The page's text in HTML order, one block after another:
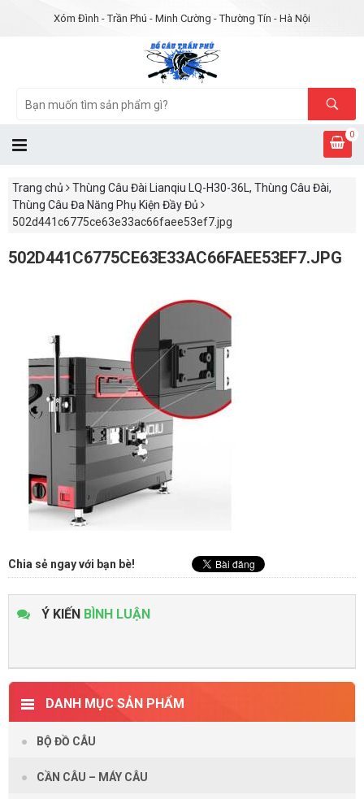
Xóm Đình - Trần Phú - Minh Cường - Thường Tín - Hà Nội
0
Trang chủ
Thùng Câu Đài Lianqiu LQ-H30-36L, Thùng Câu Đài,
Thùng Câu Đa Năng Phụ Kiện Đầy Đủ
502d441c6775ce63e33ac66faee53ef7.jpg
502D441C6775CE63E33AC66FAEE53EF7.JPG
Chia sẻ ngay với bạn bè!
Ý KIẾN BÌNH LUẬN
DANH MỤC SẢN PHẨM
BỘ ĐỒ CÂU
CẦN CÂU – MÁY CÂU